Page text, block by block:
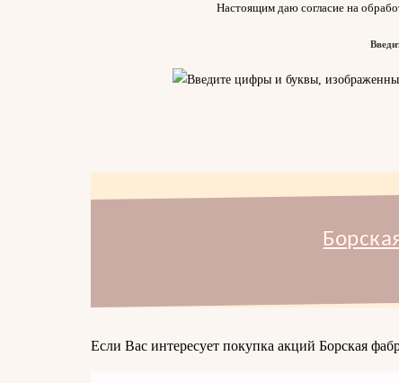
Настоящим даю согласие на
Если Вас интересует покупка акций Борская